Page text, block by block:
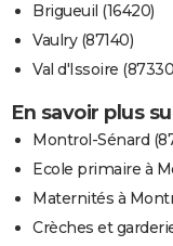
Brigueuil (16420)
Vaulry (87140)
Val d'Issoire
En savoir plus
Montrol-Sénard
Ecole primaire à
Maternités à
Crèches et